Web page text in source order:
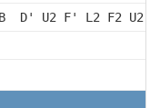
D' U2 F' L2 F2 U2